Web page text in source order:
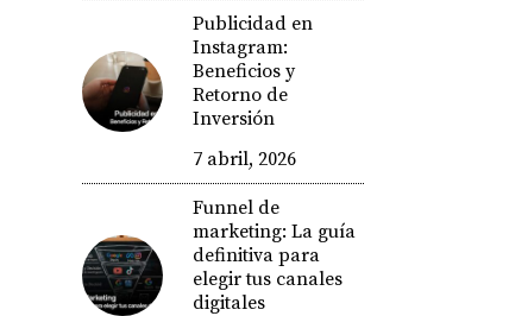
Publicidad en
Instagram:
Beneficios y
Retorno de
Inversión
7 abril, 2026
Funnel de
marketing: La guía
definitiva para
elegir tus canales
digitales